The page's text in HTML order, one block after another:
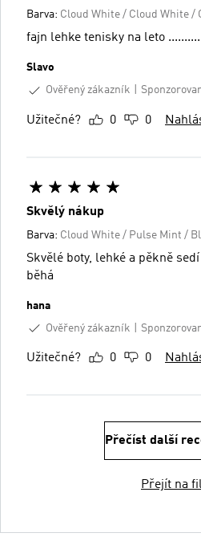
Barva: Cloud White / Cloud White /
fajn lehke tenisky na leto
Slavo
Ověřený zákazník
Užitečné? 0 0
Skvělý nákup
Barva: Cloud White / Pulse Mint /
Skvělé boty, lehké a pěkně
běhá
hana
Ověřený zákazník
Užitečné? 0 0
Přečíst další
Přejít na